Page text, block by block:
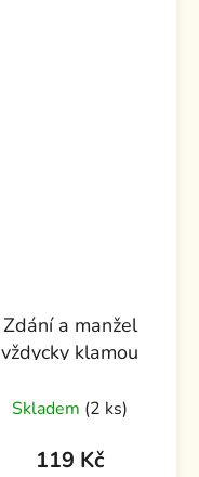
Zdání a manžel
vždycky klamou
Skladem (2 ks)
119 Kč